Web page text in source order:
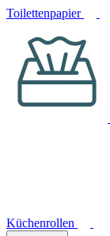
Toilettenpapier
Küchenrollen